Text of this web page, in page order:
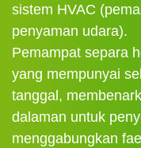
sistem HVAC
penyaman udara).
Pemampat separa
yang mempunyai
tanggal,
dalaman untuk
menggabungkan